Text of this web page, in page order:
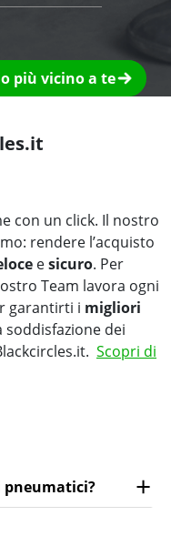
più vicino a te
con un click. Il nostro
rendere l’acquisto
esicuro. Per
Team lavora ogni
garantirti i migliori
soddisfazione dei
Scopri di
pneumatici?